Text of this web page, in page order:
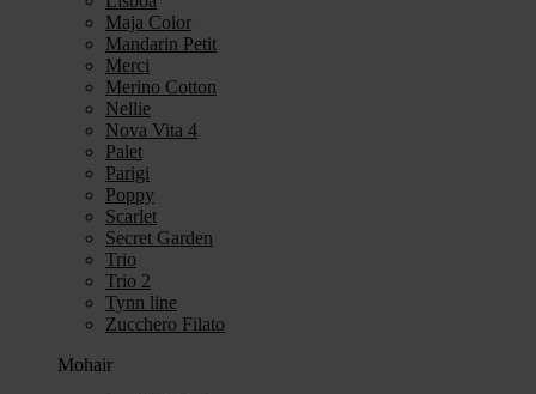
Maja Color
Mandarin Petit
Merci
Merino Cotton
Nellie
Nova Vita 4
Palet
Parigi
Poppy
Scarlet
Secret Garden
Trio
Trio 2
Tynn line
Zucchero Filato
Mohair